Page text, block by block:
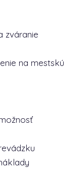
zváranie
na mestskú